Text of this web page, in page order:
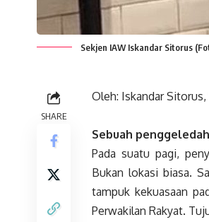
Sekjen IAW Iskandar Sitorus
SHARE
Oleh: Iskandar
Sebuah
Pada suatu pagi,
Bukan lokasi biasa.
tampuk kekuasaan
Perwakilan Rakyat.